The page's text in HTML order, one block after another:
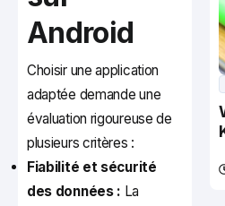
Android
Choisir une application
adaptée demande une
évaluation rigoureuse de
plusieurs critères :
Fiabilité et sécurité
des données : La